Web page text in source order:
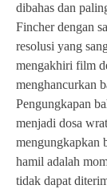
dibahas dan
Fincher dengan
resolusi yang
mengakhiri film
menghancurkan
Pengungkapan
menjadi dosa
mengungkapkan
hamil adalah
tidak dapat